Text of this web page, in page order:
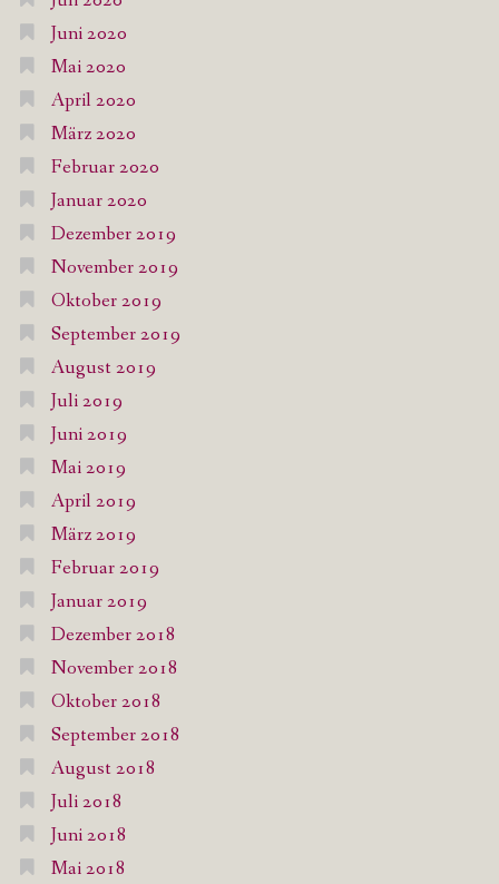
Juni 2020
Mai 2020
April 2020
März 2020
Februar 2020
Januar 2020
Dezember 2019
November 2019
Oktober 2019
September 2019
August 2019
Juli 2019
Juni 2019
Mai 2019
April 2019
März 2019
Februar 2019
Januar 2019
Dezember 2018
November 2018
Oktober 2018
September 2018
August 2018
Juli 2018
Juni 2018
Mai 2018